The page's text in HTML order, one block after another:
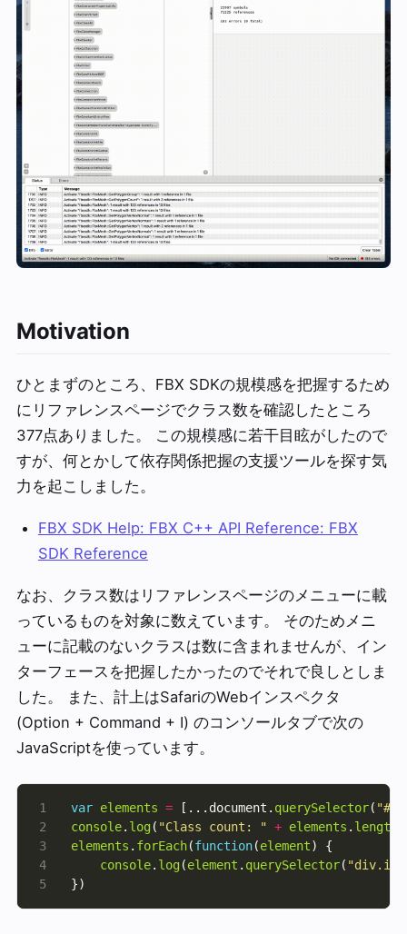
Motivation
ひとまずのところ、FBX SDKの規模感を把握するため
にリファレンスページでクラス数を確認したところ
377点ありました。 この規模感に若干目眩がしたので
すが、何とかして依存関係把握の支援ツールを探す気
力を起こしました。
FBX SDK Help: FBX C++ API Reference: FBX
SDK Reference
なお、クラス数はリファレンスページのメニューに載
っているものを対象に数えています。 そのためメニ
ューに記載のないクラスは数に含まれませんが、イン
ターフェースを把握したかったのでそれで良しとしま
した。 また、計上はSafariのWebインスペクタ
(Option + Command + I) のコンソールタブで次の
JavaScriptを使っています。
3
4
5
var elements = [...document. querySelector(
console. log( "Class count: " + elements . length
elements . forEach(function(element
console. log(element . querySelector(
})